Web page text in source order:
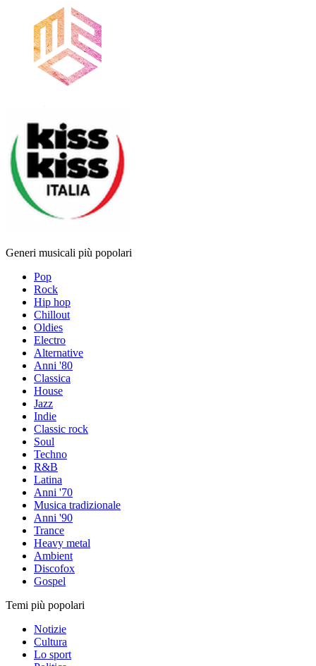
Generi musicali più popolari
Pop
Rock
Hip hop
Chillout
Oldies
Electro
Alternative
Anni '80
Classica
House
Jazz
Indie
Classic rock
Soul
Techno
R&B
Latina
Anni '70
Musica tradizionale
Anni '90
Trance
Heavy metal
Ambient
Discofox
Gospel
Temi più popolari
Notizie
Cultura
Lo sport